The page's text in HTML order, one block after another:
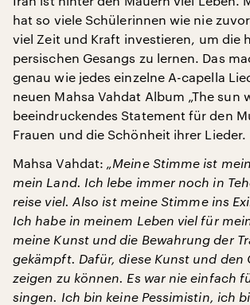
hat so viele Schülerinnen wie nie
viel Zeit und Kraft investieren, um die
persischen Gesangs zu lernen. Das
genau wie jedes einzelne A-capella
neuen Mahsa Vahdat Album „The sun
beeindruckendes Statement für den
Frauen und die Schönheit ihrer Lieder.
Mahsa Vahdat: „Meine Stimme ist
mein Land. Ich lebe immer noch in
reise viel. Also ist meine Stimme ins
Ich habe in meinem Leben viel für
meine Kunst und die Bewahrung der
gekämpft. Dafür, diese Kunst und den
zeigen zu können. Es war nie einfach
singen. Ich bin keine Pessimistin, ich